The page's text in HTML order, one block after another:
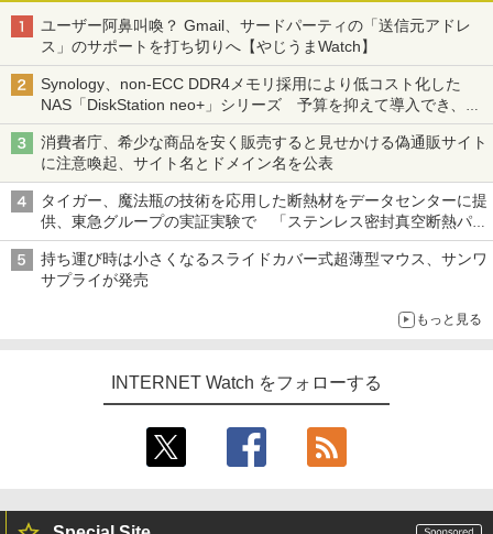
ユーザー阿鼻叫喚？ Gmail、サードパーティの「送信元アドレ
ス」のサポートを打ち切りへ【やじうまWatch】
Synology、non-ECC DDR4メモリ採用により低コスト化した
NAS「DiskStation neo+」シリーズ 予算を抑えて導入でき、
ECCメモリへのアップグレードも可能
消費者庁、希少な商品を安く販売すると見せかける偽通販サイト
に注意喚起、サイト名とドメイン名を公表
タイガー、魔法瓶の技術を応用した断熱材をデータセンターに提
供、東急グループの実証実験で 「ステンレス密封真空断熱パネ
ル TIVIP」
持ち運び時は小さくなるスライドカバー式超薄型マウス、サンワ
サプライが発売
もっと見る
INTERNET Watch をフォローする